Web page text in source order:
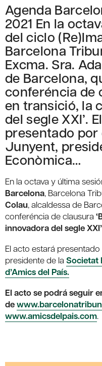
Agenda
2021 En la
del ciclo
Barcelona
Excma. Sra.
de Barcelona,
conferéncia de
en transició, la
del segle XXI’.
presentado por
Junyent,
Econòmica…
En la octava y última
Barcelona, Barcelona
Colau, alcaldessa de
conferéncia de clausura
innovadora del segle
El acto estará presentado
presidente de la Societat
d’Amics del País.
El acto se podrá seguir
de
www.amicsdelpais.com.